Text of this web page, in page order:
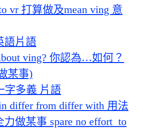
vr 打算做及mean ving 意
語片語
ving? 你認為…如何？
某事)
字多義 片語
differ from differ with 用法
力做某事 spare no effort to